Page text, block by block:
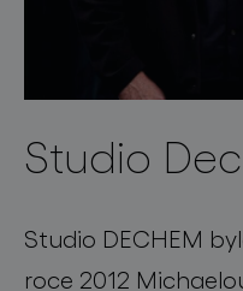
Studio
Studio DECHEM
roce 2012